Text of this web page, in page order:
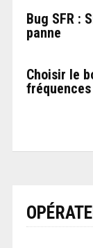
Bug SFR :
panne
Choisir le
fréquences